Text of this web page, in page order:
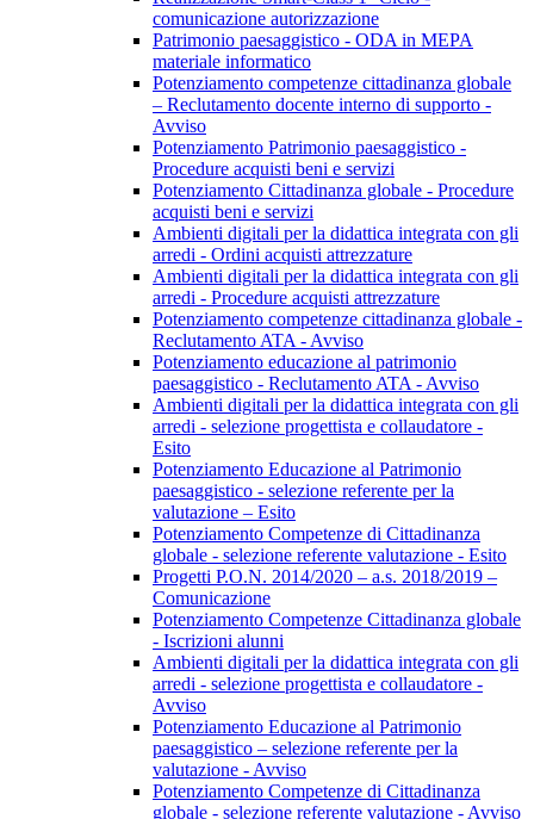
comunicazione autorizzazione
Patrimonio paesaggistico - ODA in MEPA
materiale informatico
Potenziamento competenze cittadinanza globale
– Reclutamento docente interno di supporto -
Avviso
Potenziamento Patrimonio paesaggistico -
Procedure acquisti beni e servizi
Potenziamento Cittadinanza globale - Procedure
acquisti beni e servizi
Ambienti digitali per la didattica integrata con gli
arredi - Ordini acquisti attrezzature
Ambienti digitali per la didattica integrata con gli
arredi - Procedure acquisti attrezzature
Potenziamento competenze cittadinanza globale -
Reclutamento ATA - Avviso
Potenziamento educazione al patrimonio
paesaggistico - Reclutamento ATA - Avviso
Ambienti digitali per la didattica integrata con gli
arredi - selezione progettista e collaudatore -
Esito
Potenziamento Educazione al Patrimonio
paesaggistico - selezione referente per la
valutazione – Esito
Potenziamento Competenze di Cittadinanza
globale - selezione referente valutazione - Esito
Progetti P.O.N. 2014/2020 – a.s. 2018/2019 –
Comunicazione
Potenziamento Competenze Cittadinanza globale
- Iscrizioni alunni
Ambienti digitali per la didattica integrata con gli
arredi - selezione progettista e collaudatore -
Avviso
Potenziamento Educazione al Patrimonio
paesaggistico – selezione referente per la
valutazione - Avviso
Potenziamento Competenze di Cittadinanza
globale - selezione referente valutazione - Avviso